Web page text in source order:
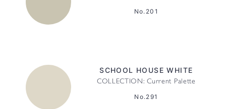
No.201
SCHOOL HOUSE WHITE
COLLECTION: Current Palette
No.291